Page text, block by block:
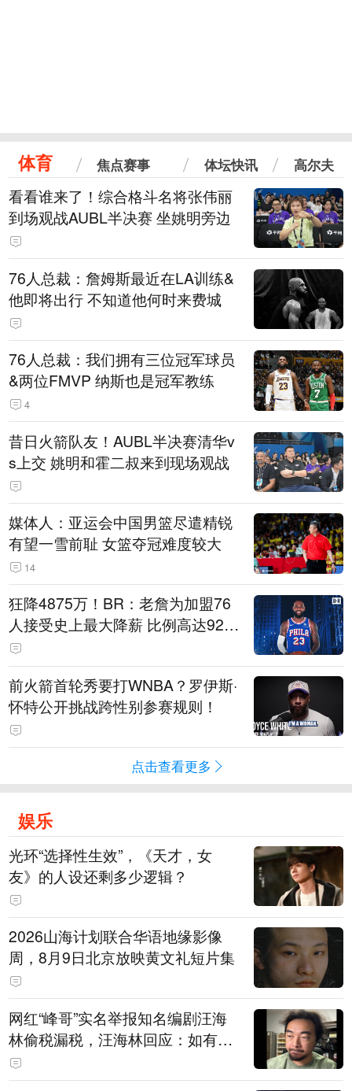
体育 焦点赛事 体坛快讯 高尔夫
看看谁来了！综合格斗名将张伟丽
到场观战AUBL半决赛 坐姚明旁边
76人总裁：詹姆斯最近在LA训练&
他即将出行 不知道他何时来费城
76人总裁：我们拥有三位冠军球员
&两位FMVP 纳斯也是冠军教练
4
昔日火箭队友！AUBL半决赛清华v
s上交 姚明和霍二叔来到现场观战
媒体人：亚运会中国男篮尽遣精锐
有望一雪前耻 女篮夺冠难度较大
14
狂降4875万！BR：老詹为加盟76
人接受史上最大降薪 比例高达92.
6%
前火箭首轮秀要打WNBA？罗伊斯·
怀特公开挑战跨性别参赛规则！
点击查看更多
娱乐
光环“选择性生效”，《天才，女
友》的人设还剩多少逻辑？
2026山海计划联合华语地缘影像
周，8月9日北京放映黄文礼短片集
网红“峰哥”实名举报知名编剧汪海
林偷税漏税，汪海林回应：如有违
法行为，相关机构自会进行评判和
处理，清者自清，无需一一回应